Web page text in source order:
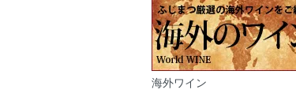
海外ワイン